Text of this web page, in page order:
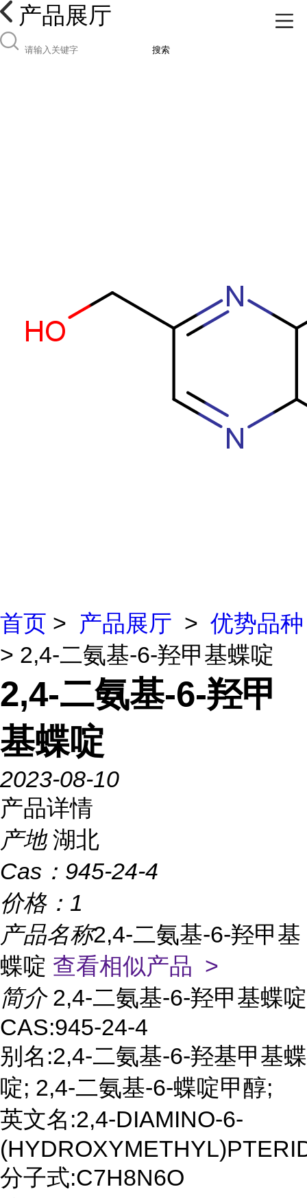
产品展厅
搜索
首页 > 产品展厅 > 优势品种
> 2,4-二氨基-6-羟甲基蝶啶
2,4-二氨基-6-羟甲
基蝶啶
2023-08-10
产品详情
产地 湖北
Cas： 945-24-4
价格： 1
产品名称2,4-二氨基-6-羟甲基
蝶啶 查看相似产品 >
简介 2,4-二氨基-6-羟甲基蝶啶
CAS:945-24-4
别名:2,4-二氨基-6-羟基甲基蝶
啶; 2,4-二氨基-6-蝶啶甲醇;
英文名:2,4-DIAMINO-6-
分子式:C7H8N6O